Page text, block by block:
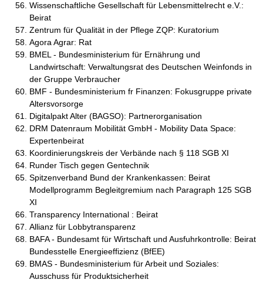
Wissenschaftliche Gesellschaft für Lebensmittelrecht e.V.:
Beirat
Zentrum für Qualität in der Pflege ZQP: Kuratorium
Agora Agrar: Rat
BMEL - Bundesministerium für Ernährung und
Landwirtschaft: Verwaltungsrat des Deutschen Weinfonds in
der Gruppe Verbraucher
BMF - Bundesministerium fr Finanzen: Fokusgruppe private
Altersvorsorge
Digitalpakt Alter (BAGSO): Partnerorganisation
DRM Datenraum Mobilität GmbH - Mobility Data Space:
Expertenbeirat
Koordinierungskreis der Verbände nach § 118 SGB XI
Runder Tisch gegen Gentechnik
Spitzenverband Bund der Krankenkassen: Beirat
Modellprogramm Begleitgremium nach Paragraph 125 SGB
XI
Transparency International : Beirat
Allianz für Lobbytransparenz
BAFA - Bundesamt für Wirtschaft und Ausfuhrkontrolle: Beirat
Bundesstelle Energieeffizienz (BfEE)
BMAS - Bundesministerium für Arbeit und Soziales:
Ausschuss für Produktsicherheit